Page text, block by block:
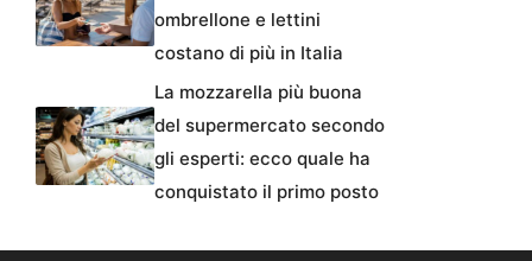
ombrellone e lettini
costano di più in Italia
La mozzarella più buona
del supermercato secondo
gli esperti: ecco quale ha
conquistato il primo posto